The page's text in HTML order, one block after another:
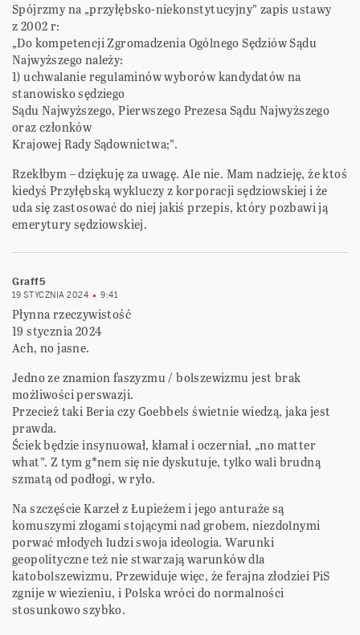
Spójrzmy na „przyłębsko-niekonstytucyjny” zapis ustawy
z 2002 r:
„Do kompetencji Zgromadzenia Ogólnego Sędziów Sądu
Najwyższego należy:
1) uchwalanie regulaminów wyborów kandydatów na
stanowisko sędziego
Sądu Najwyższego, Pierwszego Prezesa Sądu Najwyższego
oraz członków
Krajowej Rady Sądownictwa;”.
Rzekłbym – dziękuję za uwagę. Ale nie. Mam nadzieję, że ktoś
kiedyś Przyłębską wykluczy z korporacji sędziowskiej i że
uda się zastosować do niej jakiś przepis, który pozbawi ją
emerytury sędziowskiej.
Graff5
19 STYCZNIA 2024 9:41
Płynna rzeczywistość
19 stycznia 2024
Ach, no jasne.
Jedno ze znamion faszyzmu / bolszewizmu jest brak
możliwości perswazji.
Przecież taki Beria czy Goebbels świetnie wiedzą, jaka jest
prawda.
Ściek będzie insynuował, kłamał i oczerniał, „no matter
what”. Z tym g*nem się nie dyskutuje, tylko wali brudną
szmatą od podłogi, w ryło.
Na szczęście Karzeł z Łupieżem i jego anturaże są
komuszymi złogami stojącymi nad grobem, niezdolnymi
porwać młodych ludzi swoja ideologia. Warunki
geopolityczne też nie stwarzają warunków dla
katobolszewizmu. Przewiduje więc, że ferajna złodziei PiS
zgnije w wiezieniu, i Polska wróci do normalności
stosunkowo szybko.